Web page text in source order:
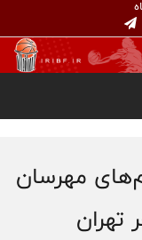
مهرسان
تهران